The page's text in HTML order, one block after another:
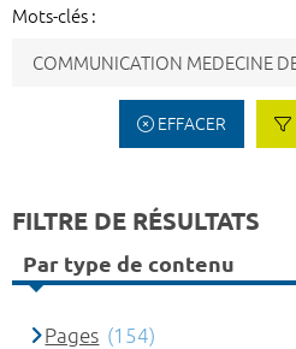
Mots-clés :
EFFACER
FILTRE DE RÉSULTATS
Par type de contenu
Pages (154)